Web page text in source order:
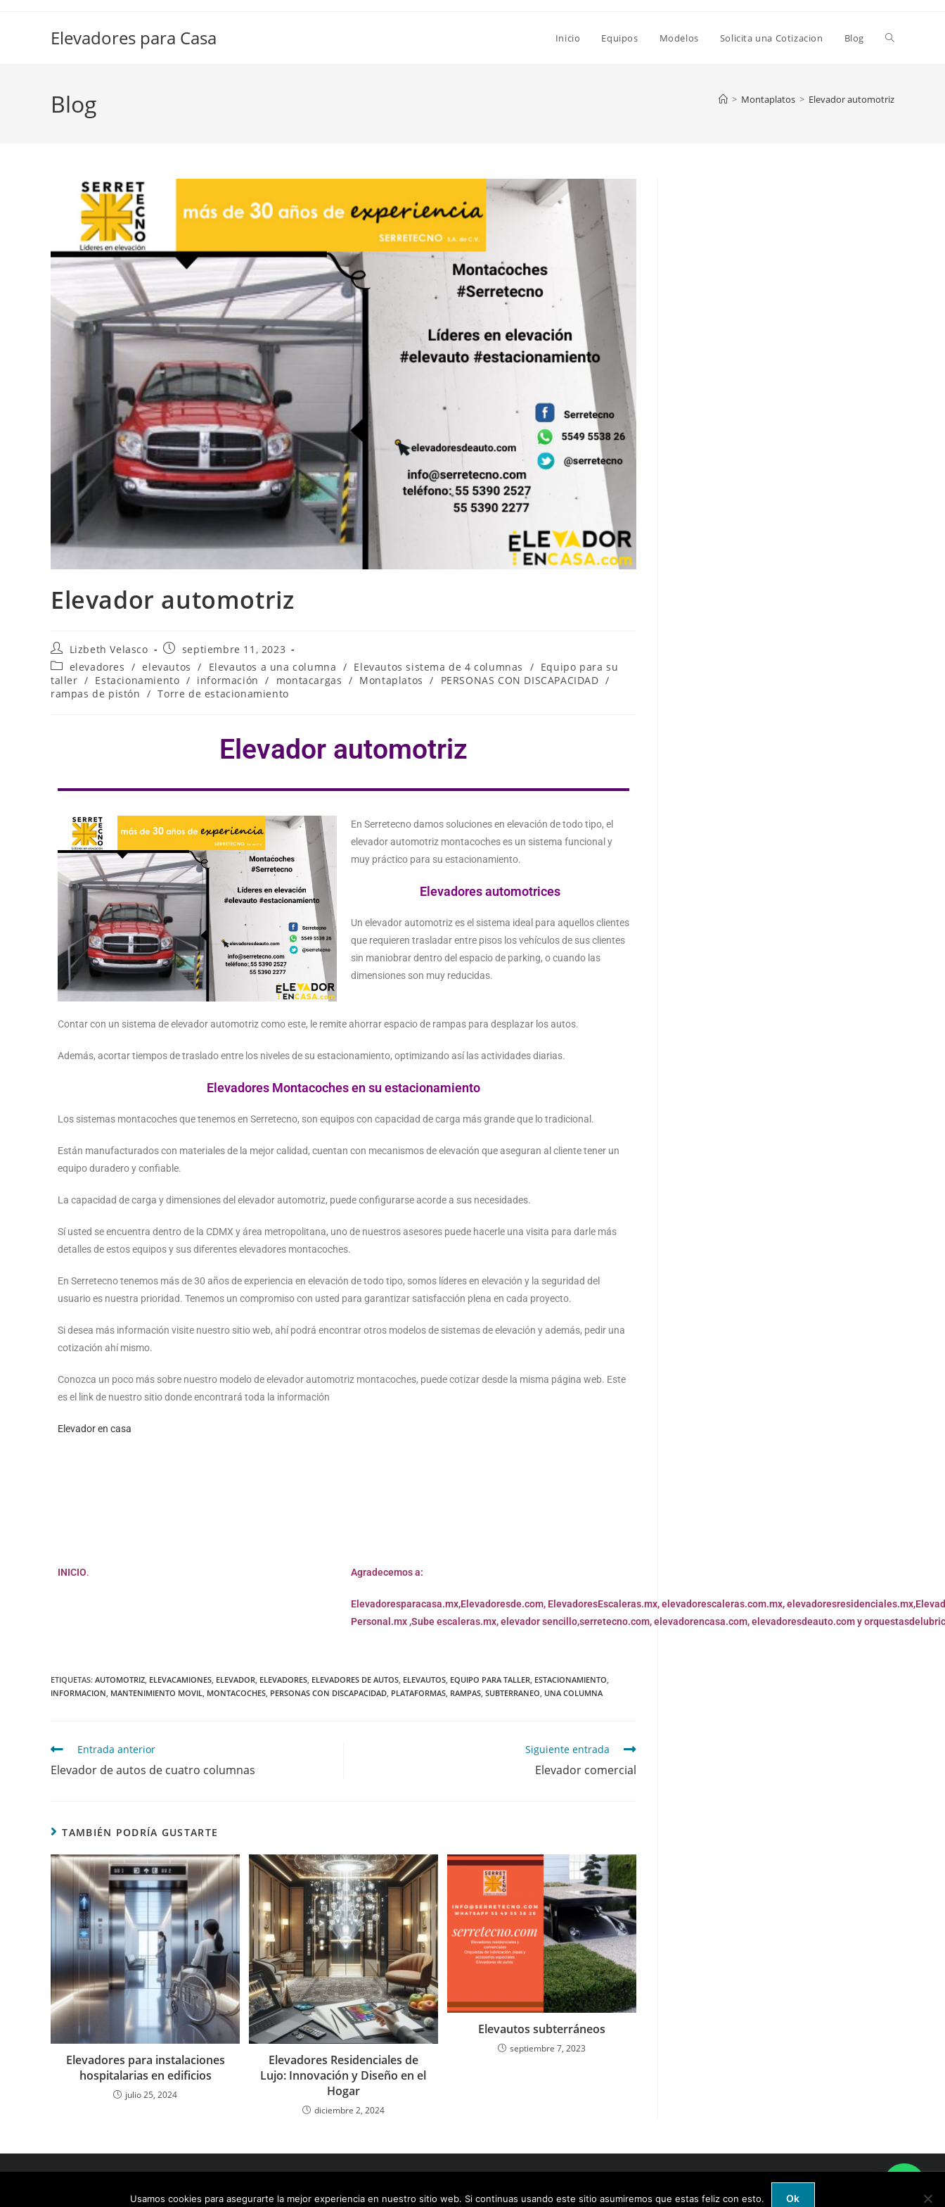
Elevadores para Casa Inicio Equipos Modelos Solicita una Cotizacion Blog
Blog > Montaplatos > Elevador automotriz
Elevador automotriz
Lizbeth Velasco
septiembre 11, 2023
elevadores / elevautos / Elevautos a una columna / Elevautos sistema de 4 columnas / Equipo para su
taller / Estacionamiento / información / montacargas / Montaplatos / PERSONAS CON DISCAPACIDAD /
rampas de pistón / Torre de estacionamiento
Elevador automotriz
En Serretecno damos soluciones en elevación de todo tipo, el
elevador automotriz montacoches es un sistema funcional y
muy práctico para su estacionamiento.
Elevadores automotrices
Un elevador automotriz es el sistema ideal para aquellos clientes
que requieren trasladar entre pisos los vehículos de sus clientes
sin maniobrar dentro del espacio de parking, o cuando las
dimensiones son muy reducidas.
Contar con un sistema de elevador automotriz como este, le remite ahorrar espacio de rampas para desplazar los autos.
Además, acortar tiempos de traslado entre los niveles de su estacionamiento, optimizando así las actividades diarias.
Elevadores Montacoches en su estacionamiento
Los sistemas montacoches que tenemos en Serretecno, son equipos con capacidad de carga más grande que lo tradicional.
Están manufacturados con materiales de la mejor calidad, cuentan con mecanismos de elevación que aseguran al cliente tener un
equipo duradero y confiable.
La capacidad de carga y dimensiones del elevador automotriz, puede configurarse acorde a sus necesidades.
Sí usted se encuentra dentro de la CDMX y área metropolitana, uno de nuestros asesores puede hacerle una visita para darle más
detalles de estos equipos y sus diferentes elevadores montacoches.
En Serretecno tenemos más de 30 años de experiencia en elevación de todo tipo, somos líderes en elevación y la seguridad del
usuario es nuestra prioridad. Tenemos un compromiso con usted para garantizar satisfacción plena en cada proyecto.
Si desea más información visite nuestro sitio web, ahí podrá encontrar otros modelos de sistemas de elevación y además, pedir una
cotización ahí mismo.
Conozca un poco más sobre nuestro modelo de elevador automotriz montacoches, puede cotizar desde la misma página web. Este
es el link de nuestro sitio donde encontrará toda la información
Elevador en casa
INICIO. Agradecemos a:
Elevadoresparacasa.mx,Elevadoresde.com, ElevadoresEscaleras.mx,elevadorescaleras.com.mx,elevadoresresidenciales.mx,
Personal.mx ,Sube escaleras.mx,elevador sencillo,serretecno.com, elevadorencasa.com, elevadoresdeauto.comy
ETIQUETAS: AUTOMOTRIZ, ELEVACAMIONES, ELEVADOR, ELEVADORES, ELEVADORES DE AUTOS, ELEVAUTOS, EQUIPO PARA TALLER, ESTACIONAMIENTO,
INFORMACION, MANTENIMIENTO MOVIL, MONTACOCHES, PERSONAS CON DISCAPACIDAD, PLATAFORMAS, RAMPAS, SUBTERRANEO, UNA COLUMNA
Entrada anterior
Elevador de autos de cuatro columnas
Siguiente entrada
Elevador comercial
TAMBIÉN PODRÍA GUSTARTE
Elevadores para instalaciones
hospitalarias en edificios
julio 25, 2024
Elevadores Residenciales de
Lujo: Innovación y Diseño en el
Hogar
diciembre 2, 2024
Elevautos subterráneos
septiembre 7, 2023
Usamos cookies para asegurarte la mejor experiencia en nuestro sitio web. Si continuas usando este sitio asumiremos que estas feliz con esto. Ok